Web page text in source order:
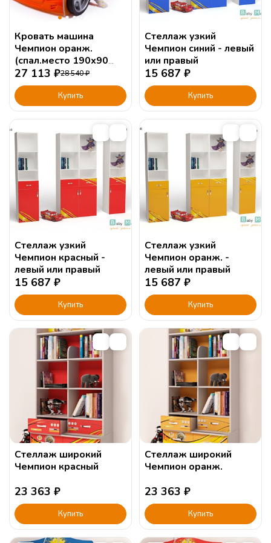
Кровать машина
Чемпион оранж.
(спал.место 190х90
или 160х90см)
27 113 ₽28 540₽
Купить
Стеллаж узкий
Чемпион синий - левый
или правый
15 687 ₽
Купить
Стеллаж узкий
Чемпион красный -
левый или правый
15 687 ₽
Купить
Стеллаж узкий
Чемпион оранж. -
левый или правый
15 687 ₽
Купить
Стеллаж широкий
Чемпион красный
23 363 ₽
Купить
Стеллаж широкий
Чемпион оранж.
23 363 ₽
Купить